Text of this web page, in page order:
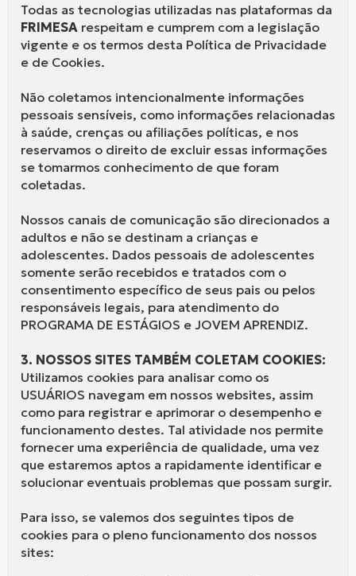
Todas as tecnologias utilizadas nas plataformas da
FRIMESA respeitam e cumprem com a legislação
vigente e os termos desta Política de Privacidade
e de Cookies.
Não coletamos intencionalmente informações
pessoais sensíveis, como informações relacionadas
à saúde, crenças ou afiliações políticas, e nos
reservamos o direito de excluir essas informações
se tomarmos conhecimento de que foram
coletadas.
Nossos canais de comunicação são direcionados a
adultos e não se destinam a crianças e
adolescentes. Dados pessoais de adolescentes
somente serão recebidos e tratados com o
consentimento específico de seus pais ou pelos
responsáveis legais, para atendimento do
PROGRAMA DE ESTÁGIOS e JOVEM APRENDIZ.
3. NOSSOS SITES TAMBÉM COLETAM COOKIES:
Utilizamos cookies para analisar como os
USUÁRIOS navegam em nossos websites, assim
como para registrar e aprimorar o desempenho e
funcionamento destes. Tal atividade nos permite
fornecer uma experiência de qualidade, uma vez
que estaremos aptos a rapidamente identificar e
solucionar eventuais problemas que possam surgir.
Para isso, se valemos dos seguintes tipos de
cookies para o pleno funcionamento dos nossos
sites: